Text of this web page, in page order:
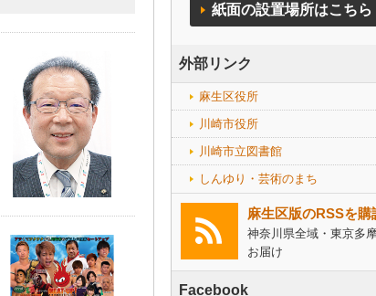
紙面の設置場所はこちら
外部リンク
麻生区役所
川崎市役所
川崎市立図書館
しんゆり・芸術のまち
麻生区版のRSSを購
神奈川県全域・東京多
お届け
Facebook